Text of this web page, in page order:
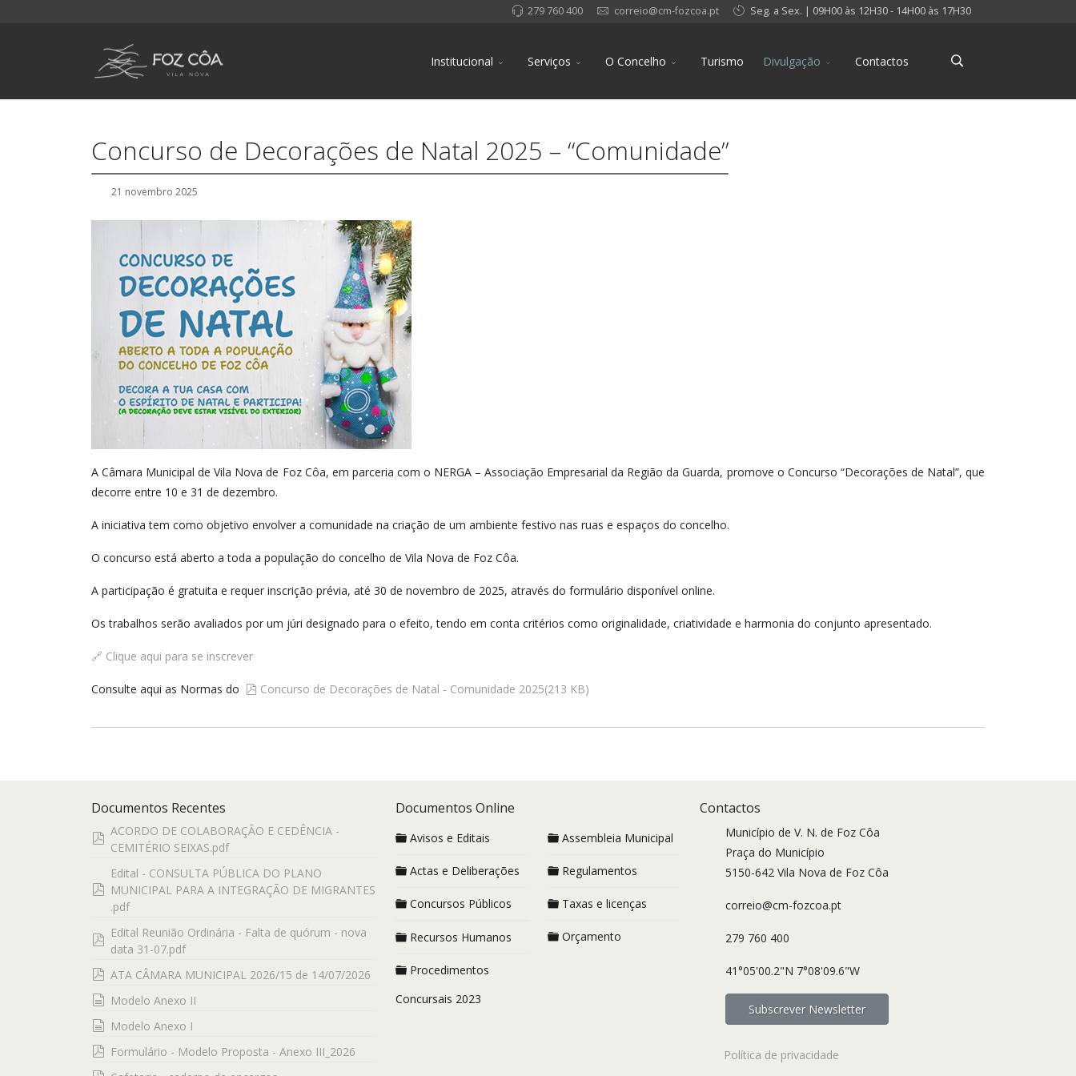
279 760 400 correio@cm-fozcoa.pt Seg. a Sex. | 09H00 às 12H30 - 14H00 às 17H30
Institucional Serviços O Concelho Turismo Divulgação Contactos
Concurso de Decorações de Natal 2025 – “Comunidade”
21 novembro 2025
A Câmara Municipal de Vila Nova de Foz Côa, em parceria com o NERGA – Associação Empresarial da Região da Guarda, promove o Concurso “Decorações de Natal”, que
decorre entre 10 e 31 de dezembro.
A iniciativa tem como objetivo envolver a comunidade na criação de um ambiente festivo nas ruas e espaços do concelho.
O concurso está aberto a toda a população do concelho de Vila Nova de Foz Côa.
A participação é gratuita e requer inscrição prévia, até 30 de novembro de 2025, através do formulário disponível online.
Os trabalhos serão avaliados por um júri designado para o efeito, tendo em conta critérios como originalidade, criatividade e harmonia do conjunto apresentado.
🔗 Clique aqui para se inscrever
Consulte aqui as Normas do pdf
Concurso de Decorações de Natal - Comunidade 2025(213 KB)
Documentos Recentes
pdf
ACORDO DE COLABORAÇÃO E CEDÊNCIA -
CEMITÉRIO SEIXAS.pdf
pdf
Edital - CONSULTA PÚBLICA DO PLANO
MUNICIPAL PARA A INTEGRAÇÃO DE MIGRANTES
.pdf
pdf
Edital Reunião Ordinária - Falta de quórum - nova
data 31-07.pdf
pdf
ATA CÂMARA MUNICIPAL 2026/15 de 14/07/2026
documento
Modelo Anexo II
documento
Modelo Anexo I
pdf
Formulário - Modelo Proposta - Anexo III_2026
Documentos Online
Avisos e Editais
Actas e Deliberações
Concursos Públicos
Recursos Humanos
Procedimentos
Concursais 2023
Assembleia Municipal
Regulamentos
Taxas e licenças
Orçamento
Contactos
Município de V. N. de Foz Côa
Praça do Município
5150-642 Vila Nova de Foz Côa
correio@cm-fozcoa.pt
279 760 400
41°05'00.2"N 7°08'09.6"W
Subscrever Newsletter
Política de privacidade